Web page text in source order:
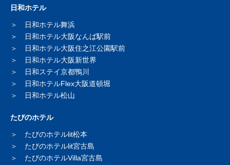
日和ホテル
日和ホテル舞浜
日和ホテル大阪なんば駅前
日和ホテル大阪住之江公園駅前
日和ホテル大阪新世界
日和ステイ京都鴨川
日和ホテルFlex大阪道頓堀
日和ホテル松山
たびのホテル
たびのホテルlit松本
たびのホテルlit宮古島
たびのホテルVilla宮古島